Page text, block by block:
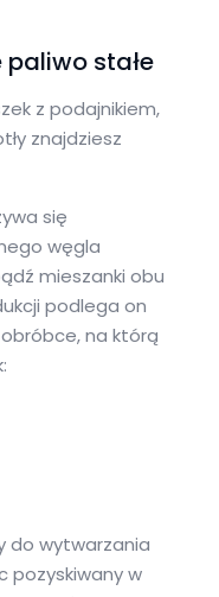
stałe
z podajnikiem,
znajdziesz
się
węgla
mieszanki obu
podlega on
na którą
do wytwarzania
pozyskiwany w